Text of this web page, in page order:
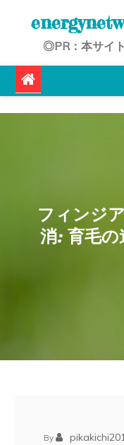
◎PR：本サイ
フィンジ
消: 育毛
By